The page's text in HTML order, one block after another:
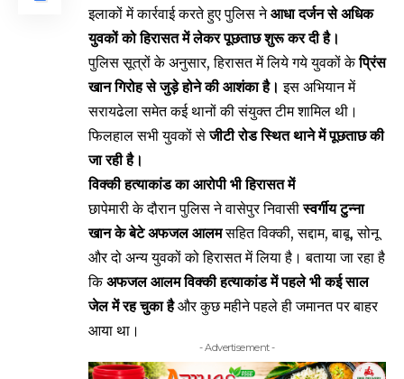
इलाकों में कार्रवाई करते हुए पुलिस नेआधा दर्जन से अधिक
युवकों को हिरासत में लेकर पूछताछ शुरू कर दी है।
पुलिस सूत्रों के अनुसार, हिरासत में लिये गये युवकों केप्रिंस
खान गिरोह से जुड़े होने की आशंका है। इस अभियान में
सरायढेला समेत कई थानों की संयुक्त टीम शामिल थी।
फिलहाल सभी युवकों सेजीटी रोड स्थित थाने में पूछताछ की
जा रही है।
विक्की हत्याकांड का आरोपी भी हिरासत में
छापेमारी के दौरान पुलिस ने वासेपुर निवासीस्वर्गीय टुन्ना
खान के बेटे अफजल आलमसहित विक्की, सद्दाम, बाबू, सोनू
और दो अन्य युवकों को हिरासत में लिया है। बताया जा रहा है
किअफजल आलम विक्की हत्याकांड में पहले भी कई साल
जेल में रह चुका हैऔर कुछ महीने पहले ही जमानत पर बाहर
आया था।
- Advertisement -